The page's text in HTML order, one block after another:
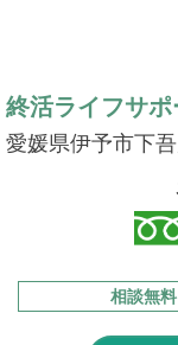
終活ライフサ
愛媛県伊予市下
相談無